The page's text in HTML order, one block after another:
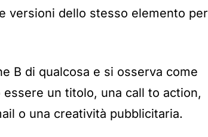
versioni dello stesso elemento per
B di qualcosa e si osserva come
un titolo, una call to action,
o una creatività pubblicitaria.